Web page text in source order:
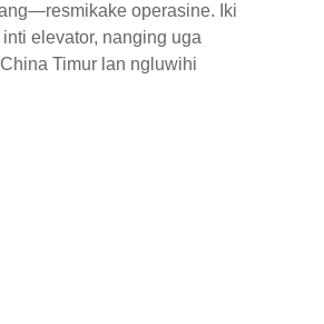
operasine. Iki
elevator, nanging uga
Timur lan ngluwihi